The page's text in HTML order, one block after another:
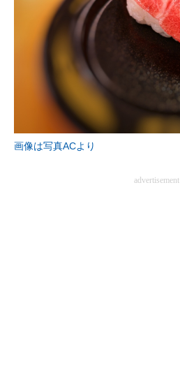
マーケ×ITの今がよく分かる
ITエンジニア向け専門サイト
企業向けIT製品の総合サイト
IT製品の技術・比較・事例
製造業のIT導入・活用を支援
モノづくり技術者専門サイト
画像は写真ACより
advertisement